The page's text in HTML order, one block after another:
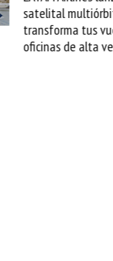
satelital multiórbita
transforma tus vuelos
oficinas de alta